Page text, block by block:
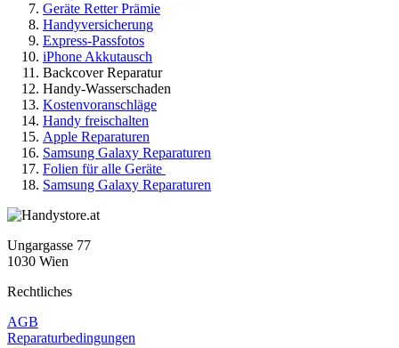
Geräte Retter Prämie
Handyversicherung
Express-Passfotos
iPhone Akkutausch
Backcover Reparatur
Handy-Wasserschaden
Kostenvoranschläge
Handy freischalten
Apple Reparaturen
Samsung Galaxy Reparaturen
Folien für alle Geräte
Samsung Galaxy Reparaturen
Ungargasse 77
1030 Wien
Rechtliches
AGB
Reparaturbedingungen